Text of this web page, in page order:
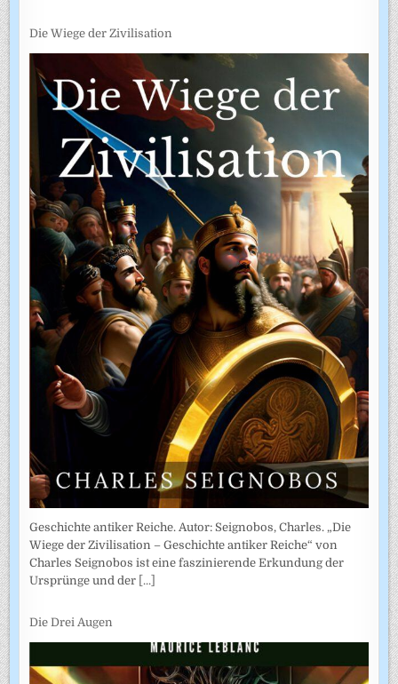
Die Wiege der Zivilisation
Geschichte antiker Reiche. Autor: Seignobos, Charles. „Die
Wiege der Zivilisation – Geschichte antiker Reiche“ von
Charles Seignobos ist eine faszinierende Erkundung der
Ursprünge und der [...]
Die Drei Augen